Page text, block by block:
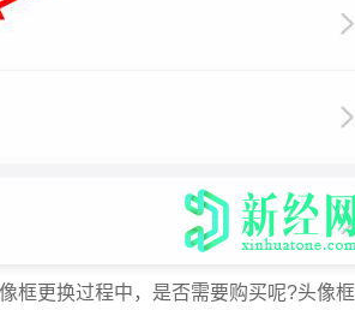
框更换过程中，是否需要购买呢?头像